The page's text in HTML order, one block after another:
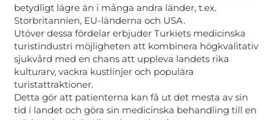
betydligt lägre än i många andra länder, t.ex.
Storbritannien, EU-länderna och USA.
Utöver dessa fördelar erbjuder Turkiets medicinska
turistindustri möjligheten att kombinera högkvalitativ
sjukvård med en chans att uppleva landets rika
kulturarv, vackra kustlinjer och populära
turistattraktioner.
Detta gör att patienterna kan få ut det mesta av sin
tid i landet och göra sin medicinska behandling till en